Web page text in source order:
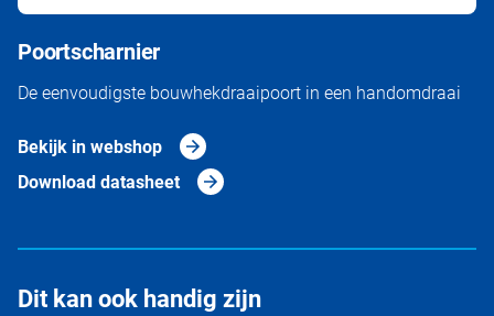
Poortscharnier
De eenvoudigste bouwhekdraaipoort in een handomdraai
Bekijk in webshop
Download datasheet
Dit kan ook handig zijn